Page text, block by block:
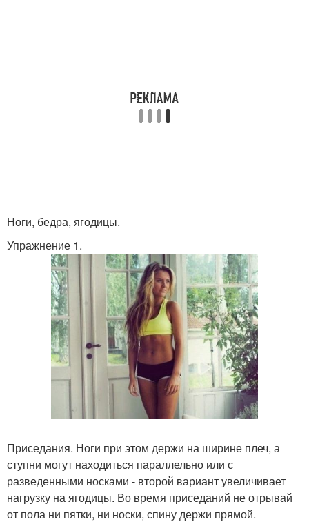
Ноги, бедра, ягодицы.
Упражнение 1.
Приседания. Ноги при этом держи на ширине плеч, а
ступни могут находиться параллельно или с
разведенными носками - второй вариант увеличивает
нагрузку на ягодицы. Во время приседаний не отрывай
от пола ни пятки, ни носки, спину держи прямой.